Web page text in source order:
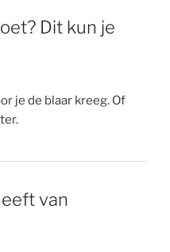
Dit kun je
je de blaar kreeg. Of
van